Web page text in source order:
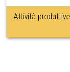
Attività produttive